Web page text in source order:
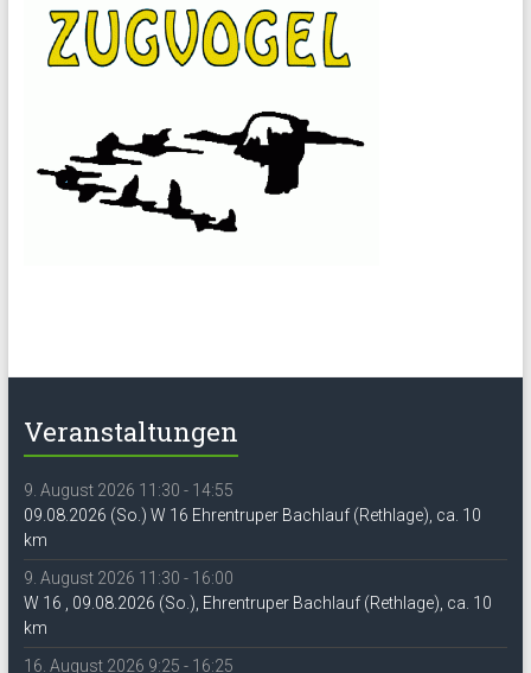
Veranstaltungen
9. August 2026 11:30 - 14:55
09.08.2026 (So.) W 16 Ehrentruper Bachlauf (Rethlage), ca. 10
km
9. August 2026 11:30 - 16:00
W 16 , 09.08.2026 (So.), Ehrentruper Bachlauf (Rethlage), ca. 10
km
16. August 2026 9:25 - 16:25